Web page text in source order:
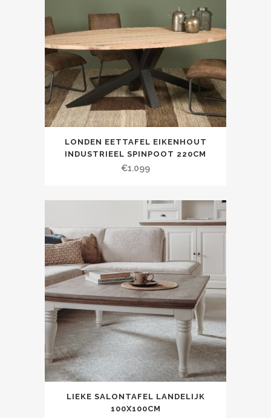
LONDEN EETTAFEL EIKENHOUT
INDUSTRIEEL SPINPOOT 220CM
€1.099
LIEKE SALONTAFEL LANDELIJK
100X100CM